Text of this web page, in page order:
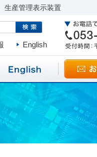
生産管理表示装置
English